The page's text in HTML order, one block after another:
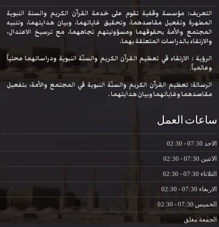
التعريف: مؤسسة وقفية تقوم على خدمة القرآن الكريم والسنة النبوية
المطهرة وتفعيل مقاصدهما، وتحقيق غاياتهما، وبيان هدايتهما، وتنبيه
المجتمع والأمة بحقوقهما ومسؤوليتهم تجاههما، مع ترسيخ الاعتدال،
والارتقاء بالدراسات المتعلقة بهما.
الرؤية : الارتقاء في تعظيم القرآن الكريم والسنّة النبوية ودراساتهما محلياً
وعالمياً.
الرسالة: تعظيم القرآن الكريم والسنّة النبوية في المجتمع والأمة، بتفعيل
مقاصدهما وغاياتهما وبيان هدايتهما .
ساعات العمل
الاحد07:30 - 02:30
الاثنين
الثلاثاء
الاربعاء
الخميس
الجمعة مغلق